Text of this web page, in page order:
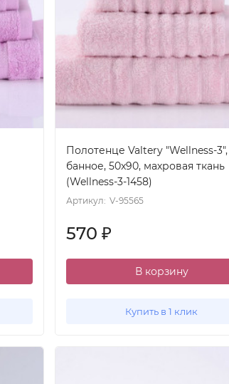
Полотенце Valtery "Wellness-3",
банное, 50x90, махровая ткань
(Wellness-3-1458)
Артикул: V-95565
570 ₽
В корзину
Купить в 1 клик